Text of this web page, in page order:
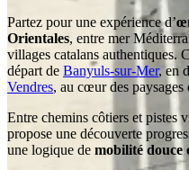
Partez pour une expérience d’
Orientales, entre mer
villages catalans authentiques.
départ de Banyuls-sur-Mer, en
Vendres, au cœur des
Entre chemins côtiers et pistes
propose une découverte
une logique de mobilité douce